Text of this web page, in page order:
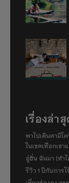
เรื่องล่า
พาไปเดินคามิโ
ในเขตเทือกเข
อู่ฮั่น ฉันมา (ทำ
รีวิว 1 ปีกับการ